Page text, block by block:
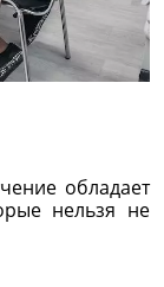
обладает
нельзя не